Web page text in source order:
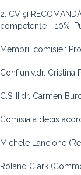
2. CV şi
competenţe - 10%:
Membrii comisiei:
Conf.univ.dr. Cristina
C.S.III.dr. Carmen
Comisia a decis
Michele Lancione
Roland Clark